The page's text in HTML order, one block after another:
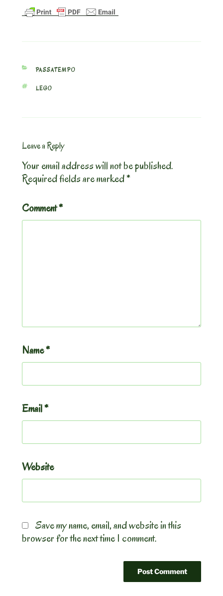
CATEGORIES
PASSATEMPO
TAGS
LEGO
Leave a Reply
Your email address will not be published.
Required fields are marked*
Comment*
Name*
Email*
Website
Save my name, email, and website in this
browser for the next time I comment.